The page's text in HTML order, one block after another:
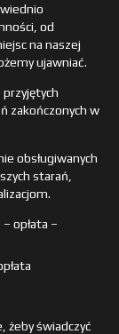
od
na naszej
ujawniać.
zakończonych w
obsługiwanych
starań,
opłata –
żeby świadczyć